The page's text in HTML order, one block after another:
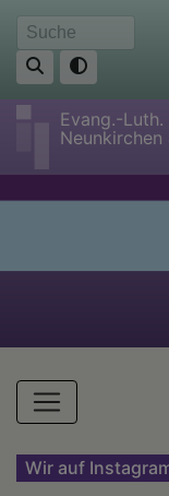
Direkt
zum
Inhalt
Suche
Evang.-
Neunkirchen
Wir auf